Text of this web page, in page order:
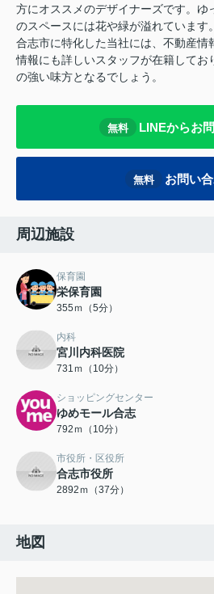
方にオススメのデザイナーズです。ゆ
のスペースには花や緑が溢れています
合志市に特化した当社には、不動産情
情報にも詳しいスタッフが在籍してお
の強い味方となるでしょう。
無料 LINEからお
無料 お問い
周辺施設
保育園
栄保育園
355ｍ（5分）
内科
宮川内科医院
731ｍ（10分）
ショッピングセンター
ゆめモール合志
792ｍ（10分）
市役所・区役所
合志市役所
2892ｍ（37分）
地図